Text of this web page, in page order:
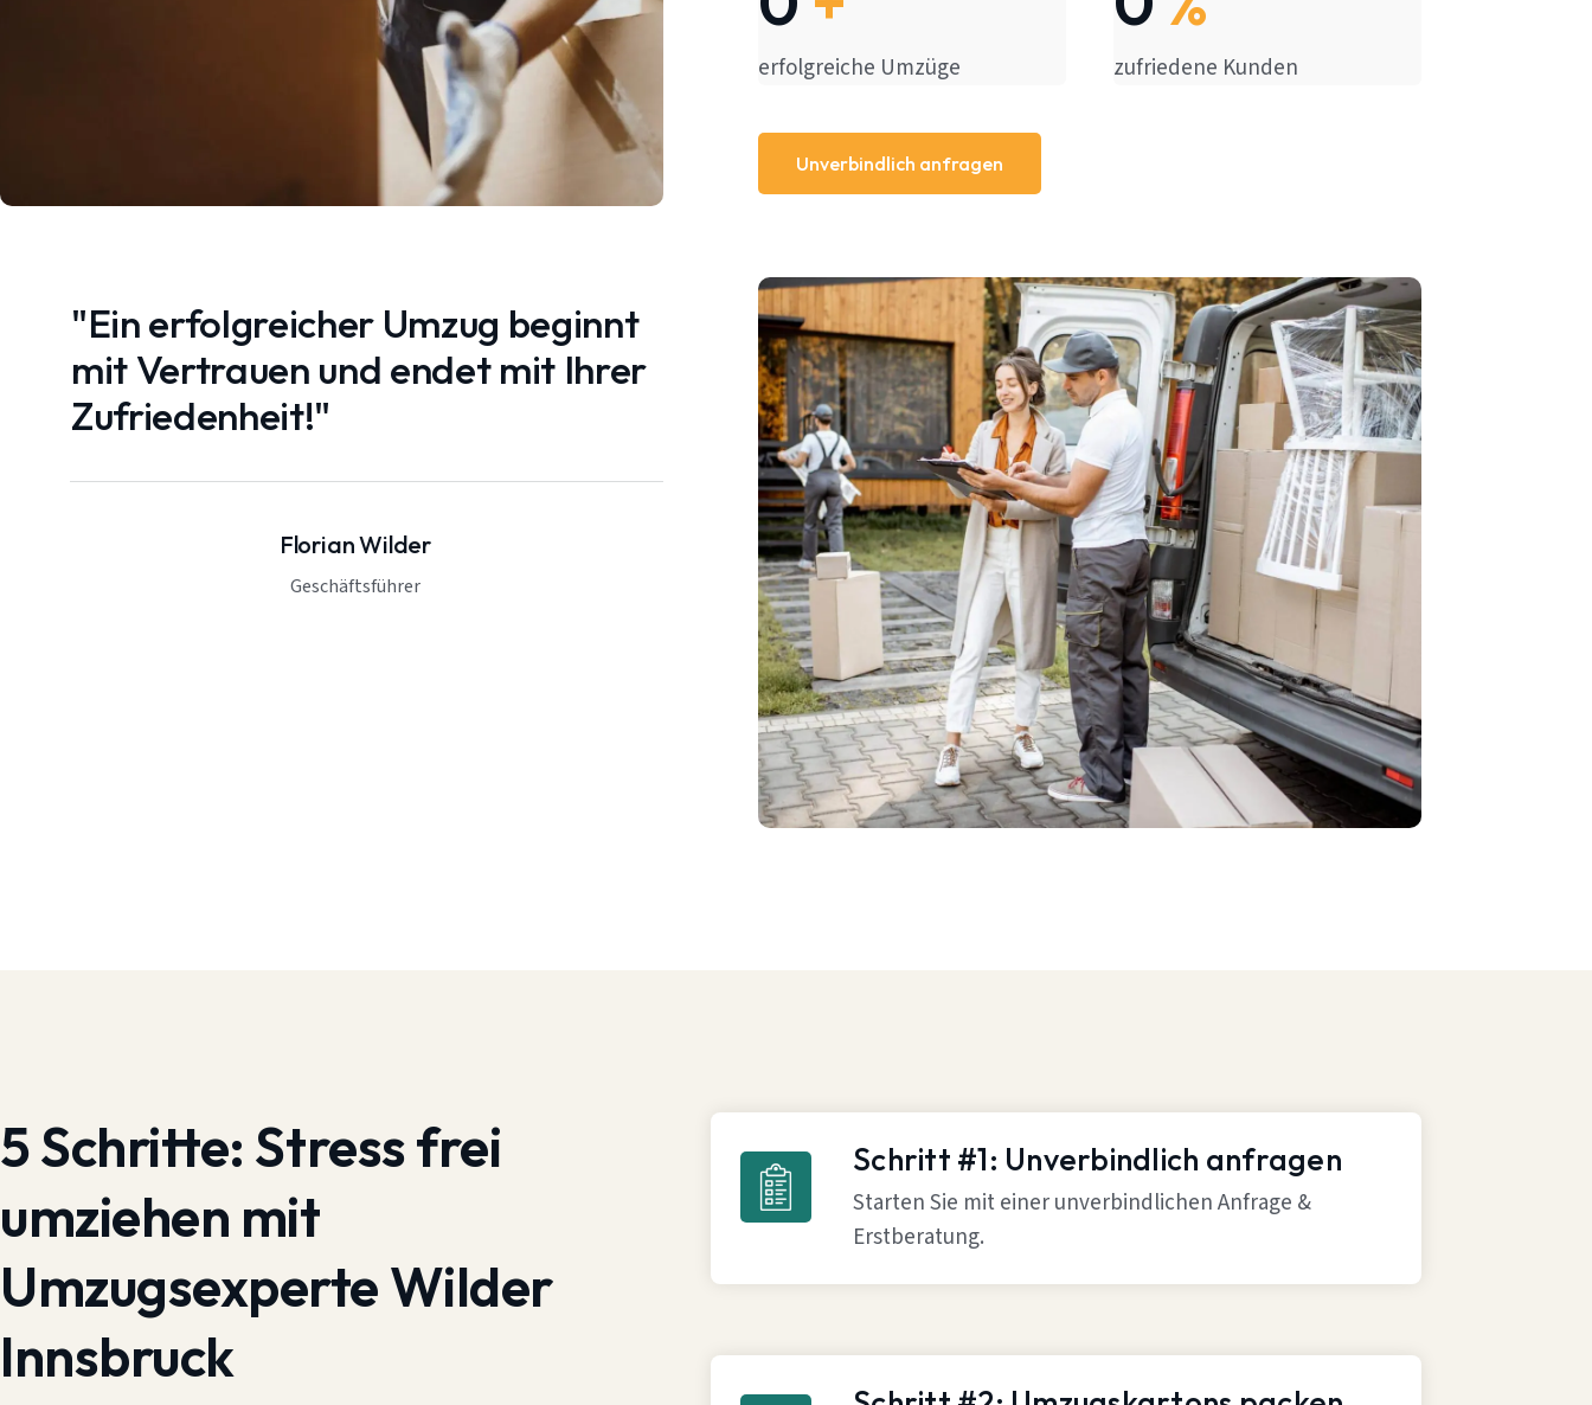
"Ein erfolgreicher Umzug beginnt
mit Vertrauen und endet mit Ihrer
Zufriedenheit!"
Florian Wilder
Geschäftsführer
erfolgreiche Umzüge zufriedene Kunden
Unverbindlich anfragen
5 Schritte: Stress frei
umziehen mit
Umzugsexperte Wilder
Innsbruck
Schritt #1: Unverbindlich anfragen
Starten Sie mit einer unverbindlichen Anfrage &
Erstberatung.